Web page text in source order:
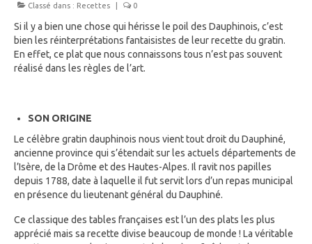
Classé dans : Recettes 0
Si il y a bien une chose qui hérisse le poil des Dauphinois, c’est
bien les réinterprétations fantaisistes de leur recette du gratin.
En effet, ce plat que nous connaissons tous n’est pas souvent
réalisé dans les règles de l’art.
SON ORIGINE
Le célèbre gratin dauphinois nous vient tout droit du Dauphiné,
ancienne province qui s’étendait sur les actuels départements de
l’Isère, de la Drôme et des Hautes-Alpes. Il ravit nos papilles
depuis 1788, date à laquelle il fut servit lors d’un repas municipal
en présence du lieutenant général du Dauphiné.
Ce classique des tables françaises est l’un des plats les plus
apprécié mais sa recette divise beaucoup de monde ! La véritable